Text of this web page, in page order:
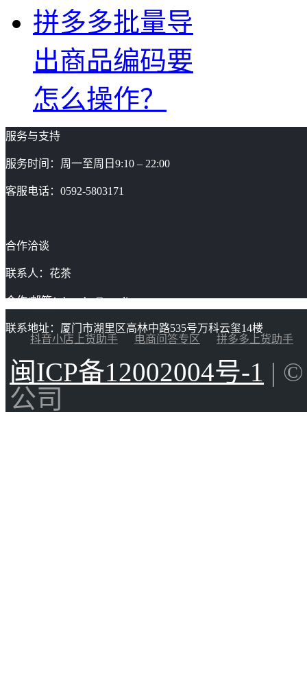
拼多多批量导
出商品编码要
怎么操作？
服务与支持
服务时间：周一至周日9:10 – 22:00
客服电话：0592-5803171
合作洽谈
联系人：花茶
合作/邮箱：huacha@gaoding.com
联系地址：厦门市湖里区高林中路535号万科云玺14楼
抖音小店上货助手
电商问答专区 拼多多上货助手
闽ICP备12002004号-1 |
公司